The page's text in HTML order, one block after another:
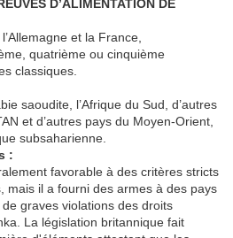
D’ALIMENTATION DE
et la France,
quatrième ou cinquième
classiques.
saoudite, l’Afrique du Sud, d’autres
et d’autres pays du Moyen-Orient,
subsaharienne.
:
favorable à des critères stricts
mais il a fourni des armes à des pays
graves violations des droits
La législation britannique fait